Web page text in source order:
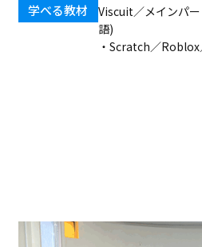
学べる教材
Viscuit／メインパ
語)
・ Scratch／